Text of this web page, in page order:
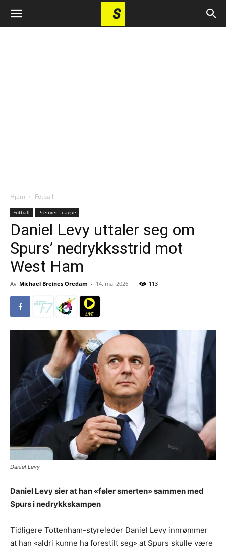
Hjem Fotball
Fotball Premier League
Daniel Levy uttaler seg om
Spurs’ nedrykksstrid mot
West Ham
Av Michael Breines Oredam - 14. mai 2026 113
Daniel Levy
Daniel Levy sier at han «føler smerten» sammen med
Spurs i nedrykkskampen
Tidligere Tottenham-styreleder Daniel Levy innrømmer
at han «aldri kunne ha forestilt seg» at Spurs skulle være